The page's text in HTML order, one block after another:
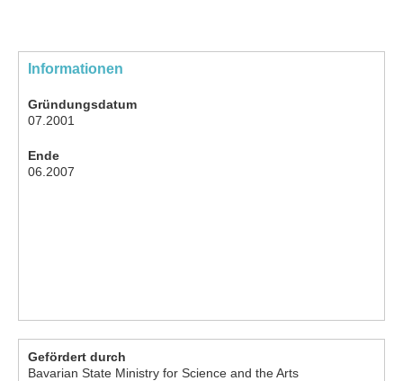
Informationen
Gründungsdatum
07.2001
Ende
06.2007
Gefördert durch
Bavarian State Ministry for Science and the Arts